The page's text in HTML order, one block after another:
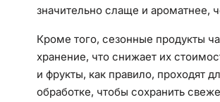
значительно слаще и ароматнее,
Кроме того, сезонные продукты
хранение, что снижает их
и фрукты, как правило, проходят
обработке, чтобы сохранить